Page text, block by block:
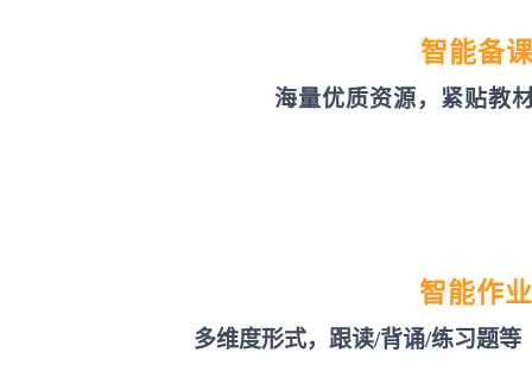
智能备
海量优质资源，紧贴教
智能作业
多维度形式，跟读/背诵/练习题等